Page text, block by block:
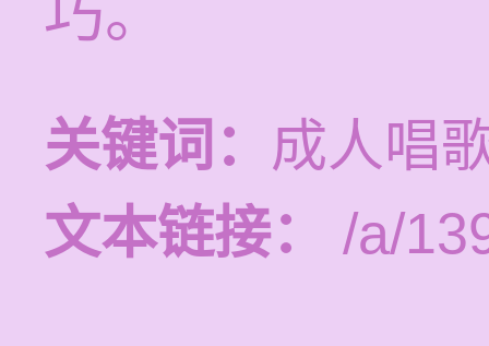
巧。
关键词： 成人唱
文本链接：
/a/